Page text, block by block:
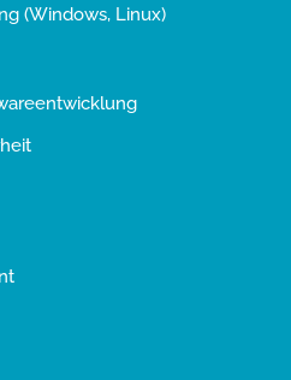
(Windows, Linux)